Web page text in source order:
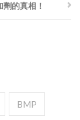
的真相！
BMP